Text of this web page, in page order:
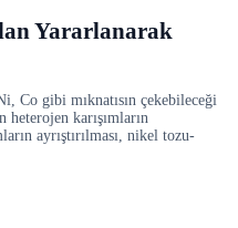
Yararlanarak
Co gibi mıknatısın çekebileceği
karışımların
ayrıştırılması, nikel tozu-